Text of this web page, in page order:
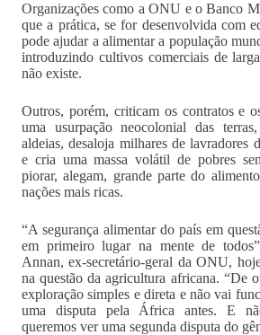
Organizações como a ONU e o Banco
que a prática, se for desenvolvida com
pode ajudar a alimentar a população
introduzindo cultivos comerciais de
não existe.
Outros, porém, criticam os contratos e
uma usurpação neocolonial das
aldeias, desaloja milhares de lavradores
e cria uma massa volátil de pobres
piorar, alegam, grande parte do
nações mais ricas.
“A segurança alimentar do país em
em primeiro lugar na mente de
Annan, ex-secretário-geral da ONU,
na questão da agricultura africana. “De
exploração simples e direta e não vai
uma disputa pela África antes. E
queremos ver uma segunda disputa do